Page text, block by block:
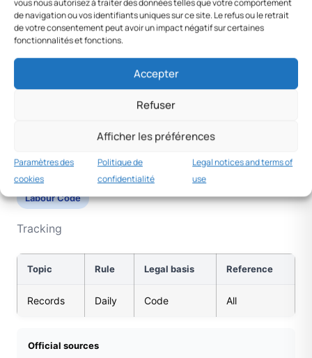
de navigation ou vos identifiants uniques sur ce site. Le refus ou le retrait
de votre consentement peut avoir un impact négatif sur certaines
fonctionnalités et fonctions.
Accepter
Refuser
Afficher les préférences
Paramètres des
cookies
Politique de
confidentialité
Legal notices and terms of
use
Holidays 12 d Law Fixed
Time recording
Labour Code
Tracking
Topic Rule Legal basis Reference
Records Daily Code All
Official sources